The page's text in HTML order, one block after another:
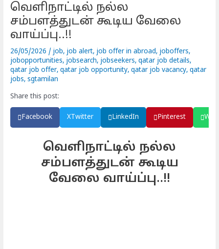
வெளிநாட்டில் நல்ல
சம்பளத்துடன் கூடிய வேலை
வாய்ப்பு..!!
26/05/2026 / job, job alert, job offer in abroad, joboffers,
jobopportunities, jobsearch, jobseekers,qatar job details,
qatar job offer,qatar job opportunity,qatar job vacancy,qatar
jobs,sgtamilan
Share this post:
Facebook XTwitter LinkedIn Pinterest
வெளிநாட்டில் நல்ல
சம்பளத்துடன் கூடிய
வேலை வாய்ப்பு..!!